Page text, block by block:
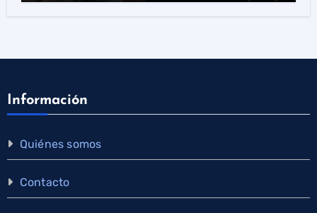
Información
Quiénes somos
Contacto